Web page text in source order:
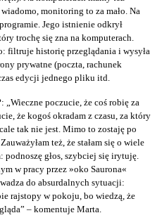
monitoring to za mało. Na
Jego istnienie odkrył
trochę się zna na komputerach.
filtruje historię przeglądania i wysyła
prywatne (poczta, rachunek
edycji jednego pliku itd.
„Wieczne poczucie, że coś robię za
że kogoś okradam z czasu, za który
tak nie jest. Mimo to zostaję po
też, że stałam się o wiele
głos, szybciej się irytuję.
w pracy przez »oko Saurona«
do absurdalnych sytuacji:
rajstopy w pokoju, bo wiedzą, że
– komentuje Marta.